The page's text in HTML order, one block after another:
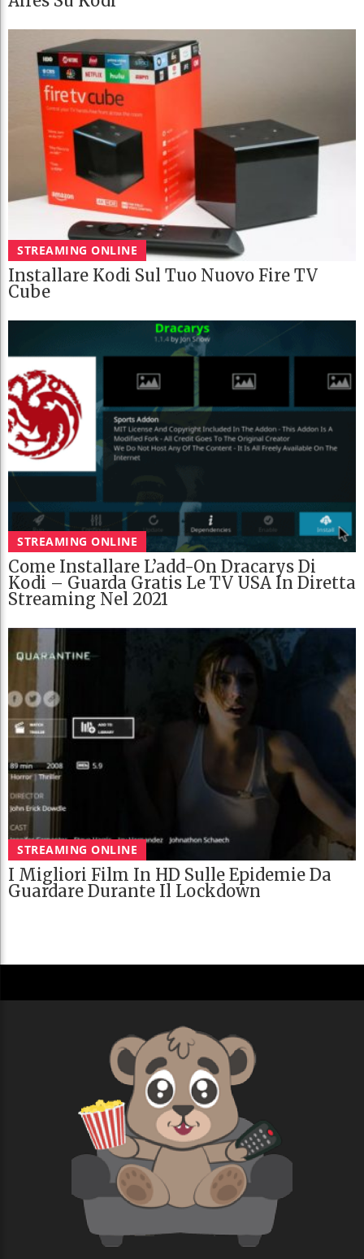
STREAMING ONLINE
Installare Kodi Sul Tuo Nuovo Fire TV
Cube
STREAMING ONLINE
Come Installare L’add-On Dracarys Di
Kodi – Guarda Gratis Le TV USA In Diretta
Streaming Nel 2021
STREAMING ONLINE
I Migliori Film In HD Sulle Epidemie Da
Guardare Durante Il Lockdown